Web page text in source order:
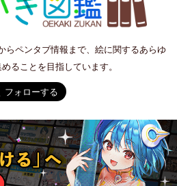
らペンタブ情報まで、絵に関するあらゆ
ることを目指しています。